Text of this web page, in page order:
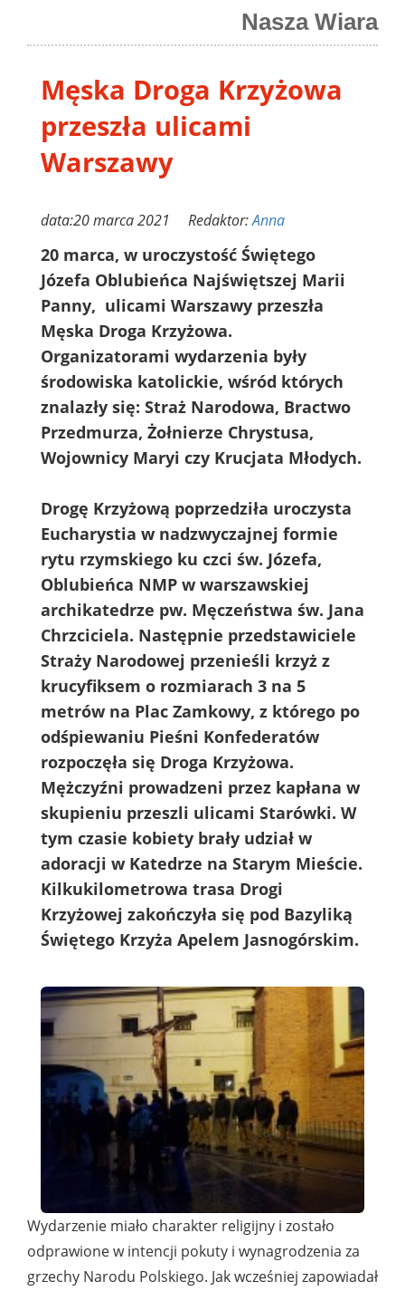
Nasza Wiara
Męska Droga Krzyżowa
przeszła ulicami
Warszawy
data:20 marca 2021 Redaktor:Anna
20 marca, w uroczystość Świętego
Józefa Oblubieńca Najświętszej Marii
Panny, ulicami Warszawy przeszła
Męska Droga Krzyżowa.
Organizatorami wydarzenia były
środowiska katolickie, wśród których
znalazły się: Straż Narodowa, Bractwo
Przedmurza, Żołnierze Chrystusa,
Wojownicy Maryi czy Krucjata Młodych.
Drogę Krzyżową poprzedziła uroczysta
Eucharystia w nadzwyczajnej formie
rytu rzymskiego ku czci św. Józefa,
Oblubieńca NMP w warszawskiej
archikatedrze pw. Męczeństwa św. Jana
Chrzciciela. Następnie przedstawiciele
Straży Narodowej przenieśli krzyż z
krucyfiksem o rozmiarach 3 na 5
metrów na Plac Zamkowy, z którego po
odśpiewaniu Pieśni Konfederatów
rozpoczęła się Droga Krzyżowa.
Mężczyźni prowadzeni przez kapłana w
skupieniu przeszli ulicami Starówki. W
tym czasie kobiety brały udział w
adoracji w Katedrze na Starym Mieście.
Kilkukilometrowa trasa Drogi
Krzyżowej zakończyła się pod Bazyliką
Świętego Krzyża Apelem Jasnogórskim.
Wydarzenie miało charakter religijny i zostało
odprawione w intencji pokuty i wynagrodzenia za
grzechy Narodu Polskiego. Jak wcześniej zapowiadał